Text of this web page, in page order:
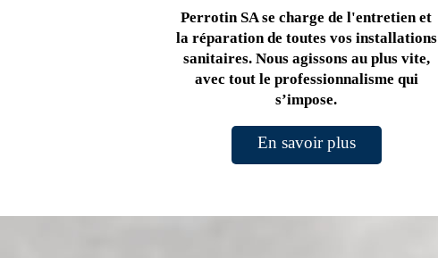
Perrotin SA se charge de l'entretien et
la réparation de toutes vos installations
sanitaires. Nous agissons au plus vite,
avec tout le professionnalisme qui
s’impose.
En savoir plus